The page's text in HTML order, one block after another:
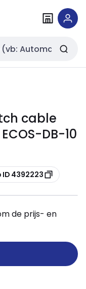
cable
DB-10
ID 4392223
de prijs- en